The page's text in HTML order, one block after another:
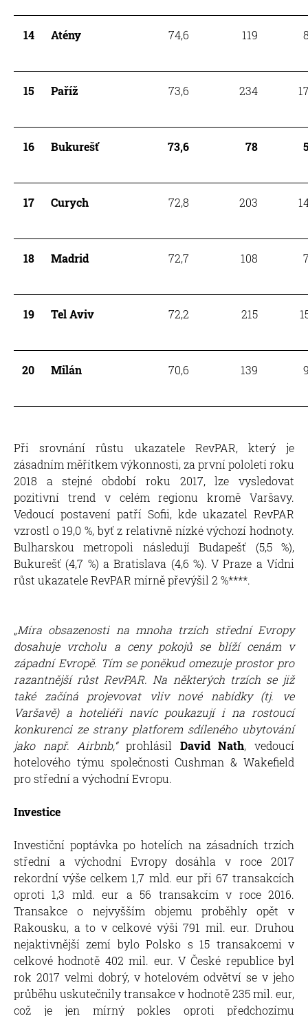
14 Atény 74,6 119
15 Paříž 73,6 234
16 Bukurešť 73,6 78
17 Curych 72,8 203
18 Madrid 72,7 108
19 Tel Aviv 72,2 215
20 Milán 70,6 139
Při srovnání růstu ukazatele RevPAR, který je
zásadním měřítkem výkonnosti, za první pololetí roku
2018 a stejné období roku 2017, lze vysledovat
pozitivní trend v celém regionu kromě Varšavy.
Vedoucí postavení patří Sofii, kde ukazatel RevPAR
vzrostl o 19,0 %, byť z relativně nízké výchozí hodnoty.
Bulharskou metropoli následují Budapešť (5,5 %),
Bukurešť (4,7 %) a Bratislava (4,6 %). V Praze a Vídni
růst ukazatele RevPAR mírně převýšil 2 %****.
„Míra obsazenosti na mnoha trzích střední Evropy
dosahuje vrcholu a ceny pokojů se blíží cenám v
západní Evropě. Tím se poněkud omezuje prostor pro
razantnější růst RevPAR. Na některých trzích se již
také začíná projevovat vliv nové nabídky (tj. ve
Varšavě) a hoteliéři navíc poukazují i na rostoucí
konkurenci ze strany platforem sdíleného ubytování
jako např. Airbnb,“prohlásil David Nath, vedoucí
hotelového týmu společnosti Cushman & Wakefield
pro střední a východní Evropu.
Investice
Investiční poptávka po hotelích na zásadních trzích
střední a východní Evropy dosáhla v roce 2017
rekordní výše celkem 1,7 mld. eur při 67 transakcích
oproti 1,3 mld. eur a 56 transakcím v roce 2016.
Transakce o nejvyšším objemu proběhly opět v
Rakousku, a to v celkové výši 791 mil. eur. Druhou
nejaktivnější zemí bylo Polsko s 15 transakcemi v
celkové hodnotě 402 mil. eur. V České republice byl
rok 2017 velmi dobrý, v hotelovém odvětví se v jeho
průběhu uskutečnily transakce v hodnotě 235 mil. eur,
což je jen mírný pokles oproti předchozímu